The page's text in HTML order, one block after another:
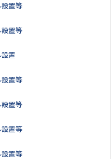
設置等
設置等
設置
設置等
設置等
設置等
設置等